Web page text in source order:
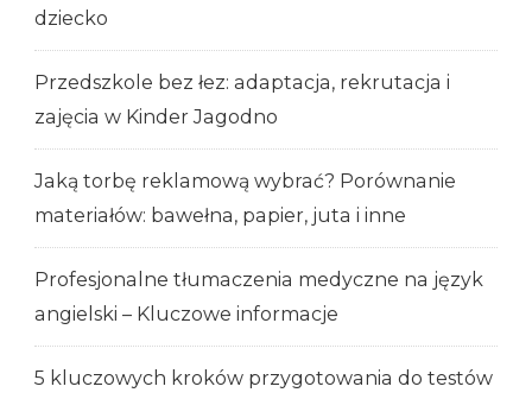
dziecko
Przedszkole bez łez: adaptacja, rekrutacja i
zajęcia w Kinder Jagodno
Jaką torbę reklamową wybrać? Porównanie
materiałów: bawełna, papier, juta i inne
Profesjonalne tłumaczenia medyczne na język
angielski – Kluczowe informacje
5 kluczowych kroków przygotowania do testów